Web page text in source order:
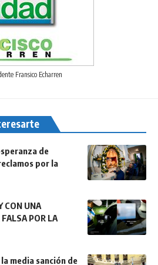
Fransico Echarren
de
por la
CON UNA
POR LA
media sanción de